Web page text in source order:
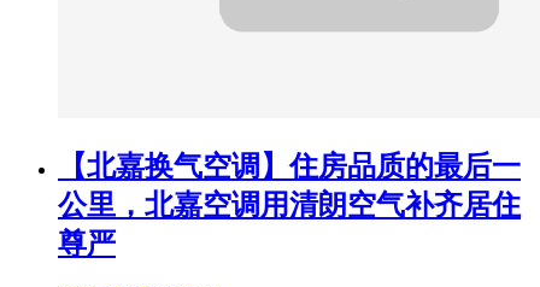
【北嘉换气空调】住房品质的最后一
公里，北嘉空调用清朗空气补齐居住
尊严